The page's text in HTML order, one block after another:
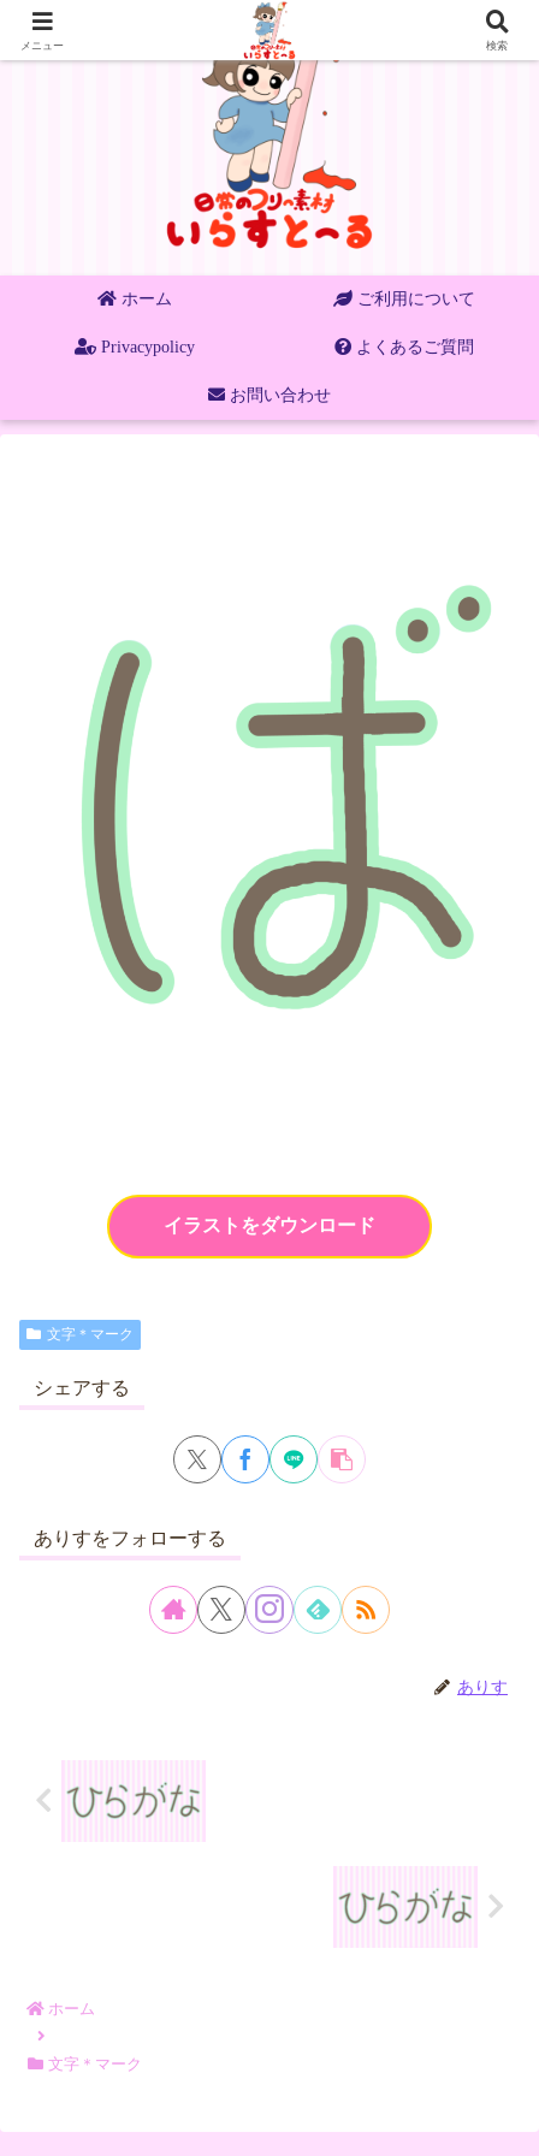
ホーム ご利用について
Privacypolicy よくあるご質問
お問い合わせ
イラストをダウンロード
文字＊マーク
シェアする
ありすをフォローする
ありす
ホーム
文字＊マーク
メニュー 検索